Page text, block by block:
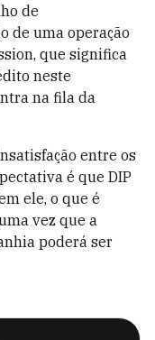
de
de uma operação
que significa
neste
na fila da
entre os
é que DIP
ele, o que é
vez que a
poderá ser